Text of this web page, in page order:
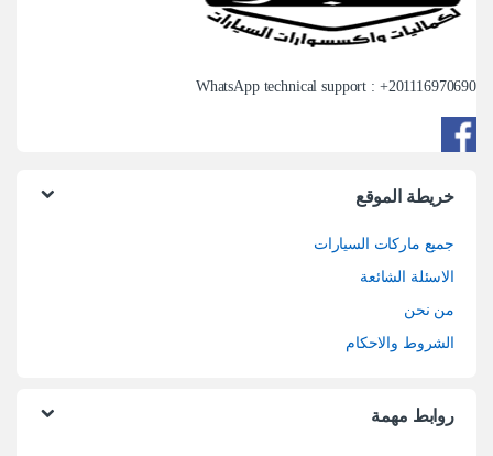
WhatsApp technical support : +201116970690
خريطة الموقع
جميع ماركات السيارات
الاسئلة الشائعة
من نحن
الشروط والاحكام
روابط مهمة